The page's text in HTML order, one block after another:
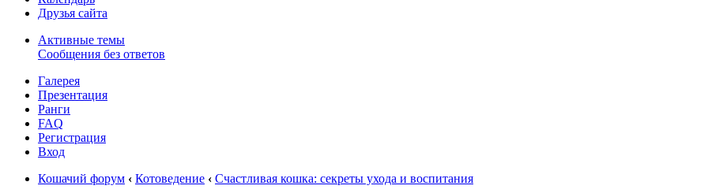
Друзья сайта
Активные темы
Сообщения без ответов
Галерея
Презентация
Ранги
FAQ
Регистрация
Вход
Кошачий форум ‹ Котоведение ‹ Счастливая кошка: секреты ухода и воспитания